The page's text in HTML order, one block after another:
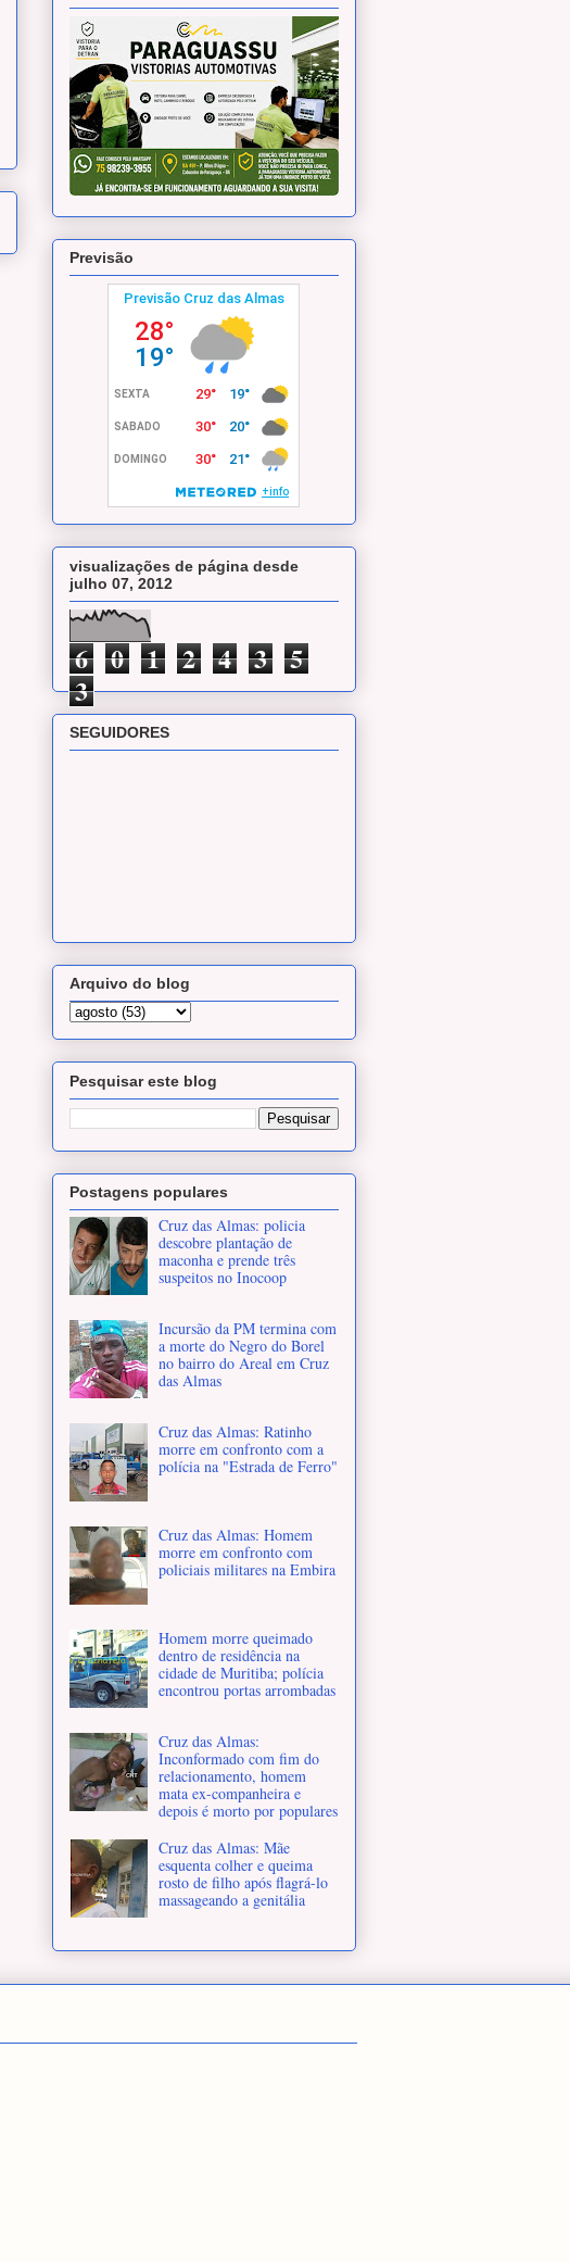
Previsão
visualizações de página desde
julho 07, 2012
6 0 1 2 4 3 5
3
SEGUIDORES
Arquivo do blog
Pesquisar este blog
Postagens populares
Cruz das Almas: policia
descobre plantação de
maconha e prende três
suspeitos no Inocoop
Incursão da PM termina com
a morte do Negro do Borel
no bairro do Areal em Cruz
das Almas
Cruz das Almas: Ratinho
morre em confronto com a
polícia na "Estrada de Ferro"
Cruz das Almas: Homem
morre em confronto com
policiais militares na Embira
Homem morre queimado
dentro de residência na
cidade de Muritiba; polícia
encontrou portas arrombadas
Cruz das Almas:
Inconformado com fim do
relacionamento, homem
mata ex-companheira e
depois é morto por populares
Cruz das Almas: Mãe
esquenta colher e queima
rosto de filho após flagrá-lo
massageando a genitália